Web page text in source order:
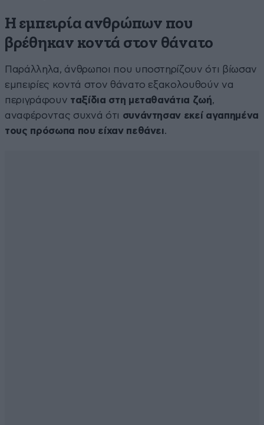
Η εμπειρία ανθρώπων που
βρέθηκαν κοντά στον θάνατο
Παράλληλα, άνθρωποι που υποστηρίζουν ότι βίωσαν
εμπειρίες κοντά στον θάνατο εξακολουθούν να
περιγράφουν ταξίδια στη μεταθανάτια ζωή,
αναφέροντας συχνά ότι συνάντησαν εκεί αγαπημένα
τους πρόσωπα που είχαν πεθάνει.